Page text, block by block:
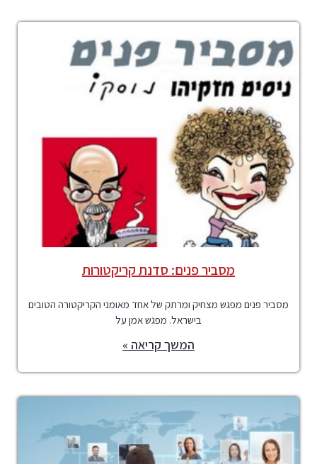
מסביר פנים: סדנת קריקטורות
מסביר פנים מפגש מצחיק ומרתק של אחד מאומני הקריקטורה הטובים
בישראל. מפגש אמן על
המשך קריאה »